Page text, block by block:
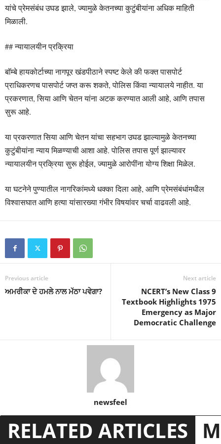
यांचे प्रेमसंबंध उघड झाले, ज्यामुळे केतनच्या कुटुंबीयांना अधिक माहिती
मिळाली.
## न्यायालयीन प्रक्रिया
बॉम्बे हायकोर्टाच्या नागपूर खंडपीठाने स्पष्ट केले की फक्त पासपोर्ट
प्राधिकरणच पासपोर्ट जप्त करू शकते, पोलिस किंवा न्यायालये नाहीत. या
प्रकरणात, सिया आणि चेतन यांना अटक करण्यात आली आहे, आणि तपास
सुरू आहे.
या प्रकरणात सिया आणि चेतन यांचा सहभाग उघड झाल्यामुळे केतनच्या
कुटुंबीयांना न्याय मिळण्याची आशा आहे. पोलिस तपास पूर्ण झाल्यावर
न्यायालयीन प्रक्रिया सुरू होईल, ज्यामुळे आरोपींना योग्य शिक्षा मिळेल.
या घटनेने पुण्यातील नागरिकांमध्ये धक्का दिला आहे, आणि प्रेमसंबंधांमधील
विश्वासघात आणि हत्या यांसारख्या गंभीर विषयांवर चर्चा वाढवली आहे.
Previous article
ਅਮਰੀਕਾ ਦੇ ਹਮਲੇ ਨਾਲ ਮੱਠਾ ਪਵੇਗਾ?
Next article
NCERT’s New Class 9
Textbook Highlights 1975
Emergency as Major
Democratic Challenge
newsfeel
RELATED ARTICLES